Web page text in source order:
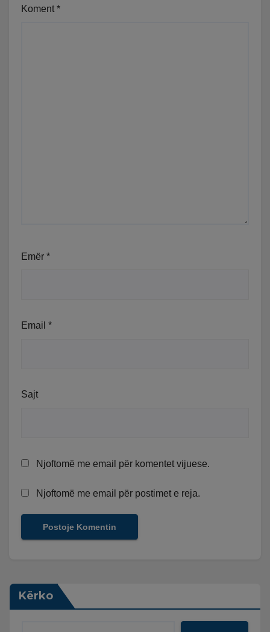
Koment *
Emër *
Email *
Sajt
Njoftomë me email për komentet vijuese.
Njoftomë me email për postimet e reja.
Kërko